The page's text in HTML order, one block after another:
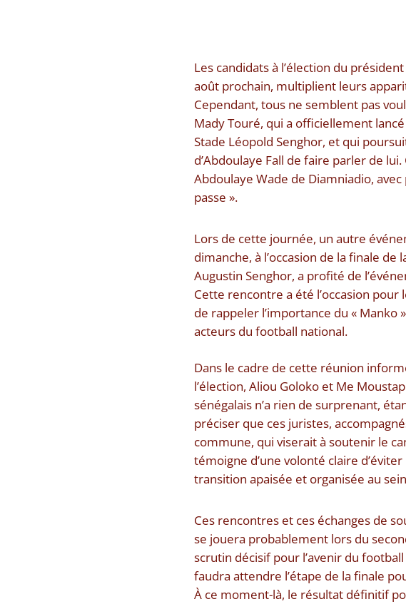
Les candidats à l’élection du
août prochain, multiplient leurs
Cependant, tous ne semblent pas
Mady Touré, qui a officiellement
Stade Léopold Senghor, et qui
d’Abdoulaye Fall de faire parler de
Abdoulaye Wade de Diamniadio,
passe ».
Lors de cette journée, un autre
dimanche, à l’occasion de la finale
Augustin Senghor, a profité de
Cette rencontre a été l’occasion
de rappeler l’importance du «
acteurs du football national.
Dans le cadre de cette réunion
l’élection, Aliou Goloko et Me
sénégalais n’a rien de surprenant,
préciser que ces juristes,
commune, qui viserait à soutenir le
témoigne d’une volonté claire
transition apaisée et organisée au
Ces rencontres et ces échanges de
se jouera probablement lors du
scrutin décisif pour l’avenir du
faudra attendre l’étape de la finale
À ce moment-là, le résultat définitif